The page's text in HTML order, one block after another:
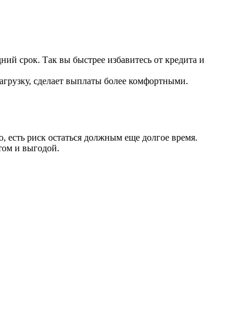
срок. Так вы быстрее избавитесь от кредита и
сделает выплаты более комфортными.
есть риск остаться должным еще долгое время.
и выгодой.